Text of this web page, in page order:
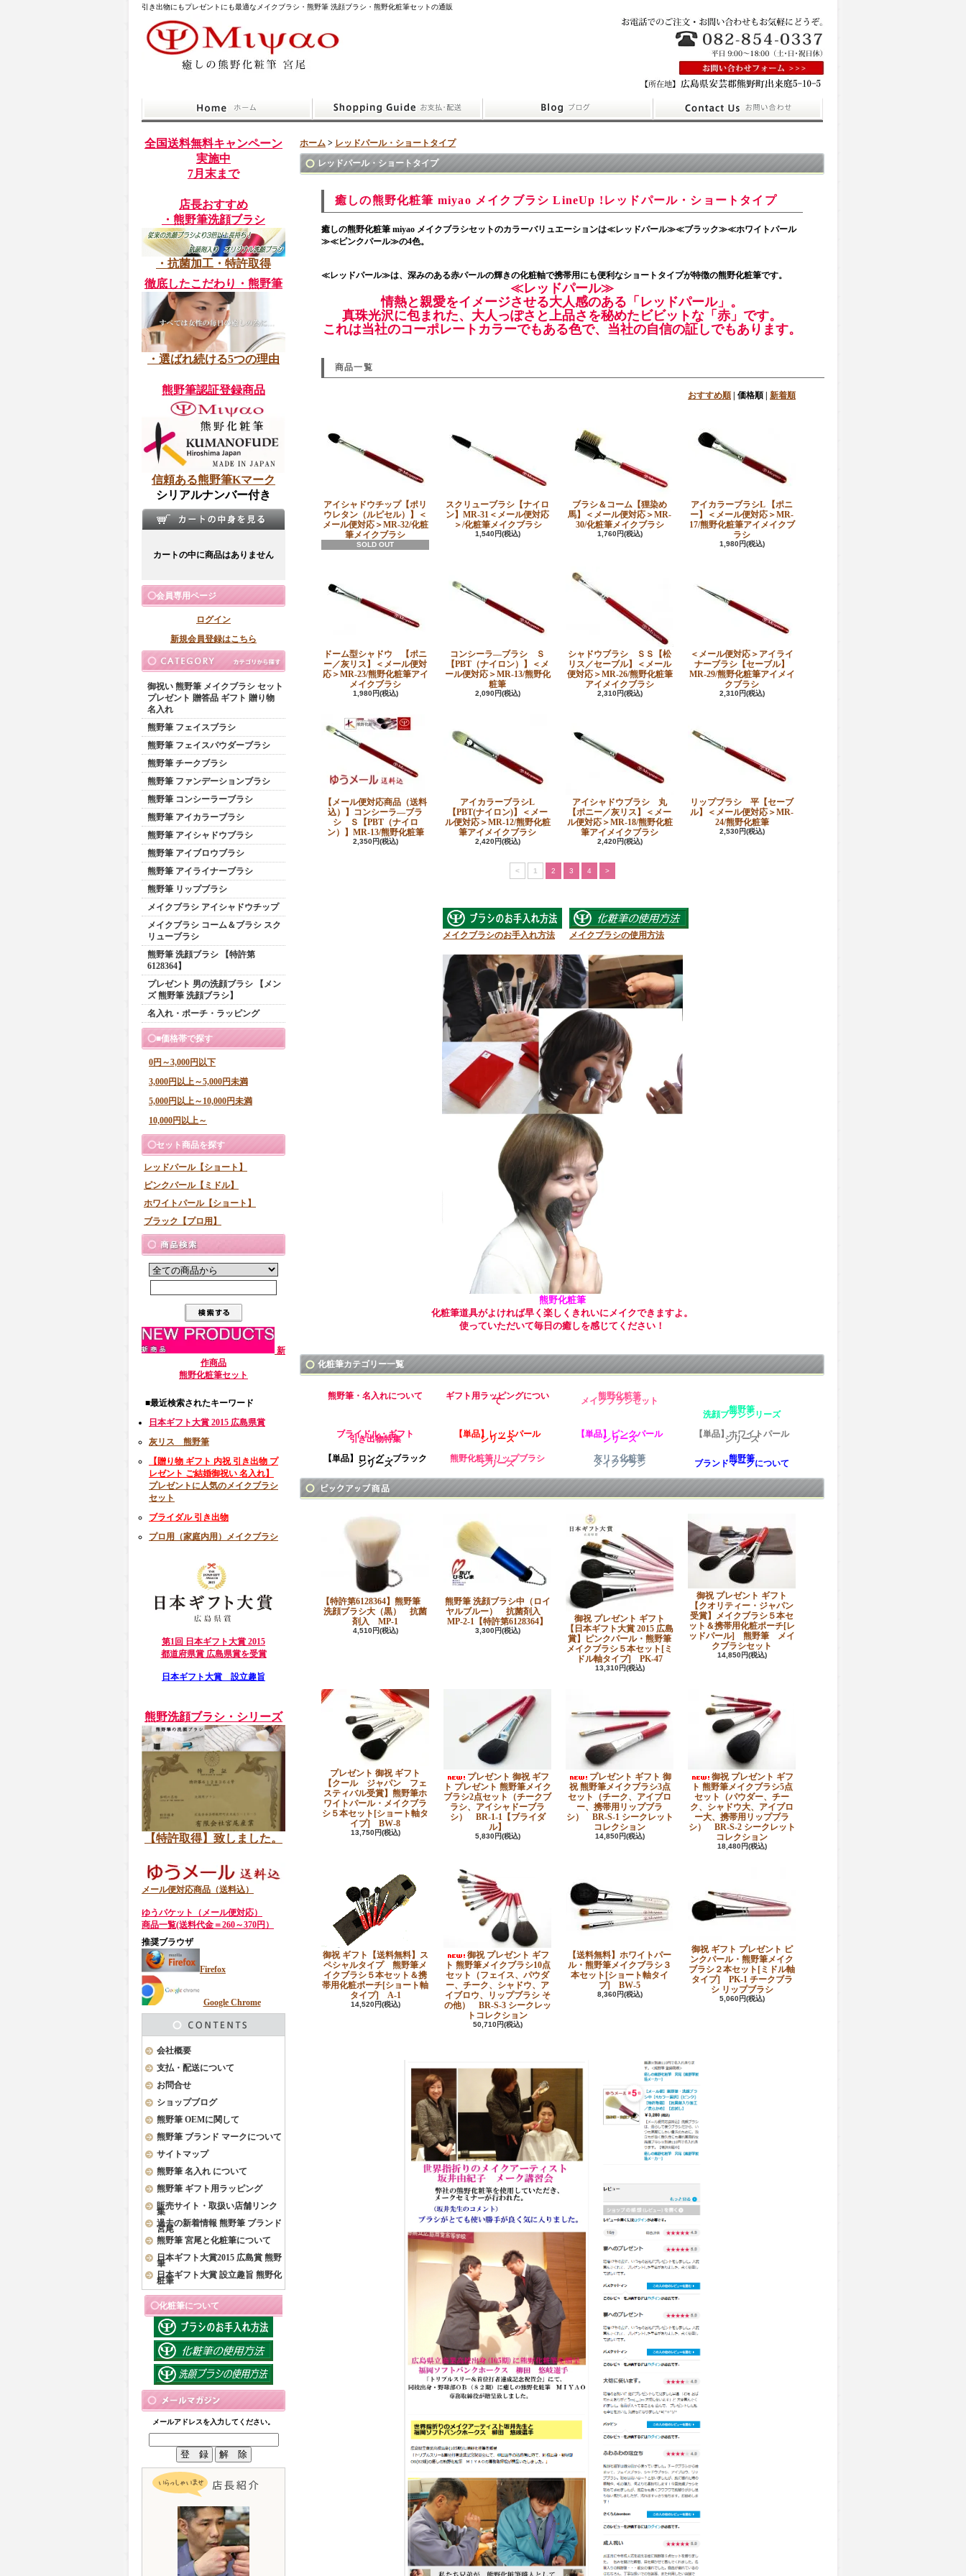
引き出物にもプレゼントにも最適なメイクブラシ・熊野筆 洗顔ブラシ・熊野化粧筆セットの通販
全国送料無料キャンペーン
実施中
7月末まで
店長おすすめ
・熊野筆洗顔ブラシ
・抗菌加工・特許取得
徹底したこだわり・熊野筆
・選ばれ続ける5つの理由
熊野筆認証登録商品
信頼ある熊野筆Kマーク
シリアルナンバー付き
カートの中に商品はありません
会員専用ページ
ログイン
新規会員登録はこちら
御祝い 熊野筆 メイクブラシ セット
プレゼント 贈答品 ギフト 贈り物
名入れ
熊野筆 フェイスブラシ
熊野筆 フェイスパウダーブラシ
熊野筆 チークブラシ
熊野筆 ファンデーションブラシ
熊野筆 コンシーラーブラシ
熊野筆 アイカラーブラシ
熊野筆 アイシャドウブラシ
熊野筆 アイブロウブラシ
熊野筆 アイライナーブラシ
熊野筆 リップブラシ
メイクブラシ アイシャドウチップ
メイクブラシ コーム＆ブラシ スク
リューブラシ
熊野筆 洗顔ブラシ 【特許第
6128364】
プレゼント 男の洗顔ブラシ 【メン
ズ 熊野筆 洗顔ブラシ】
名入れ・ポーチ・ラッピング
■価格帯で探す
0円～3,000円以下
3,000円以上～5,000円未満
5,000円以上～10,000円未満
10,000円以上～
セット商品を探す
レッドパール【ショート】
ピンクパール【ミドル】
ホワイトパール【ショート】
ブラック【プロ用】
新
作商品
熊野化粧筆セット
■最近検索されたキーワード
日本ギフト大賞 2015 広島県賞
灰リス 熊野筆
【贈り物 ギフト 内祝 引き出物 プ
レゼント ご結婚御祝い 名入れ】
プレゼントに人気のメイクブラシ
セット
ブライダル 引き出物
プロ用（家庭内用）メイクブラシ
第1回 日本ギフト大賞 2015
都道府県賞 広島県賞を受賞
日本ギフト大賞 設立趣旨
熊野洗顔ブラシ・シリーズ
【特許取得】致しました。
メール便対応商品（送料込）
ゆうパケット（メール便対応）
商品一覧(送料代金＝260～370円）
推奨ブラウザ
Firefox
Google Chrome
会社概要
支払・配送について
お問合せ
ショップブログ
熊野筆 OEMに関して
熊野筆 ブランド マークについて
サイトマップ
熊野筆 名入れ について
熊野筆 ギフト用ラッピング
販売サイト・取扱い店舗リンク
集
過去の新着情報 熊野筆 ブランド
宮尾
熊野筆 宮尾と化粧筆について
日本ギフト大賞2015 広島賞 熊野
筆
日本ギフト大賞 設立趣旨 熊野化
粧筆
化粧筆について
メールアドレスを入力してください。
ホーム > レッドパール・ショートタイプ
レッドパール・ショートタイプ
癒しの熊野化粧筆 miyao メイクブラシ LineUp !レッドパール・ショートタイプ
癒しの熊野化粧筆 miyao メイクブラシセットのカラーバリュエーションは≪レッドパール≫≪ブラック≫≪ホワイトパール
≫≪ピンクパール≫の4色。
≪レッドパール≫は、深みのある赤パールの輝きの化粧軸で携帯用にも便利なショートタイプが特徴の熊野化粧筆です。
≪レッドパール≫
情熱と親愛をイメージさせる大人感のある「レッドパール」。
真珠光沢に包まれた、大人っぽさと上品さを秘めたビビットな「赤」です。
これは当社のコーポレートカラーでもある色で、当社の自信の証しでもあります。
商品一覧
おすすめ順 価格順 新着順
アイシャドウチップ【ポリ
ウレタン（ルピセル）】＜
メール便対応＞MR-32/化粧
筆メイクブラシ
SOLD OUT
スクリューブラシ【ナイロ
ン】MR-31＜メール便対応
＞/化粧筆メイクブラシ
1,540円(税込)
ブラシ＆コーム【狸染め
馬】＜メール便対応＞MR-
30/化粧筆メイクブラシ
1,760円(税込)
アイカラーブラシL 【ポニ
ー】＜メール便対応＞MR-
17/熊野化粧筆アイメイクブ
ラシ
1,980円(税込)
ドーム型シャドウ 【ポニ
ー／灰リス】＜メール便対
応＞MR-23/熊野化粧筆アイ
メイクブラシ
1,980円(税込)
コンシーラ―ブラシ Ｓ
【PBT（ナイロン）】＜メ
ール便対応＞MR-13/熊野化
粧筆
2,090円(税込)
シャドウブラシ ＳＳ【松
リス／セーブル】＜メール
便対応＞MR-26/熊野化粧筆
アイメイクブラシ
2,310円(税込)
＜メール便対応＞アイライ
ナーブラシ【セーブル】
MR-29/熊野化粧筆アイメイ
クブラシ
2,310円(税込)
【メール便対応商品（送料
込）】コンシーラ―ブラ
シ Ｓ【PBT（ナイロ
ン）】MR-13/熊野化粧筆
2,350円(税込)
アイカラーブラシL
【PBT(ナイロン)】＜メー
ル便対応＞MR-12/熊野化粧
筆アイメイクブラシ
2,420円(税込)
アイシャドウブラシ 丸
【ポニー／灰リス】＜メー
ル便対応＞MR-18/熊野化粧
筆アイメイクブラシ
2,420円(税込)
リップブラシ 平【セーブ
ル】＜メール便対応＞MR-
24/熊野化粧筆
2,530円(税込)
< 1 2 3 4 >
メイクブラシのお手入れ方法 メイクブラシの使用方法
熊野化粧筆
化粧筆道具がよければ早く楽しくきれいにメイクできますよ。
使っていただいて毎日の癒しを感じてください！
化粧筆カテゴリー一覧
熊野筆・名入れについて ギフト用ラッピングについ
て 熊野化粧筆
メイクブラシセット
熊野筆
洗顔ブラシシリーズ
ブライドル・ギフト
引き出物特集 【単品】レッドパール
シリーズ 【単品】ピンクパール
シリーズ 【単品】ホワイトパール
シリーズ
【単品】ロング・ブラック
シリーズ 熊野化粧筆リップブラシ
シリーズ 灰リス化粧筆
メイクブラシ 熊野筆
ブランドマークについて
【特許第6128364】熊野筆
洗顔ブラシ大（黒） 抗菌
剤入 MP-1
4,510円(税込)
熊野筆 洗顔ブラシ中（ロイ
ヤルブルー） 抗菌剤入
MP-2-1【特許第6128364】
3,300円(税込)
御祝 プレゼント ギフト
【日本ギフト大賞 2015 広島
賞】ピンクパール・熊野筆
メイクブラシ５本セット[ミ
ドル軸タイプ] PK-47
13,310円(税込)
御祝 プレゼント ギフト
【クオリティー・ジャパン
受賞】メイクブラシ５本セ
ット＆携帯用化粧ポーチ[レ
ッドパール] 熊野筆 メイ
クブラシセット
14,850円(税込)
プレゼント 御祝 ギフト
【クール ジャパン フェ
スティバル受賞】熊野筆ホ
ワイトパール・メイクブラ
シ５本セット[ショート軸タ
イプ] BW-8
13,750円(税込)
プレゼント 御祝 ギフ
ト プレゼント 熊野筆メイク
ブラシ2点セット（チークブ
ラシ、アイシャドーブラ
シ） BR-1-1【ブライダ
ル】
5,830円(税込)
プレゼント ギフト 御
祝 熊野筆メイクブラシ3点
セット（チーク、アイブロ
ー、携帯用リップブラ
シ） BR-S-1 シークレット
コレクション
14,850円(税込)
御祝 プレゼント ギフ
ト 熊野筆メイクブラシ5点
セット（パウダー、チー
ク、シャドウ大、アイブロ
ー大、携帯用リップブラ
シ） BR-S-2 シークレット
コレクション
18,480円(税込)
御祝 ギフト【送料無料】ス
ペシャルタイプ 熊野筆メ
イクブラシ５本セット＆携
帯用化粧ポーチ[ショート軸
タイプ] A-1
14,520円(税込)
御祝 プレゼント ギフ
ト 熊野筆メイクブラシ10点
セット（フェイス、パウダ
ー、チーク、シャドウ、ア
イブロウ、リップブラシ そ
の他） BR-S-3 シークレッ
トコレクション
50,710円(税込)
【送料無料】ホワイトパー
ル・熊野筆メイクブラシ３
本セット[ショート軸タイ
プ] BW-5
8,360円(税込)
御祝 ギフト プレゼント ピ
ンクパール・熊野筆メイク
ブラシ２本セット[ミドル軸
タイプ] PK-1 チークブラ
シ リップブラシ
5,060円(税込)